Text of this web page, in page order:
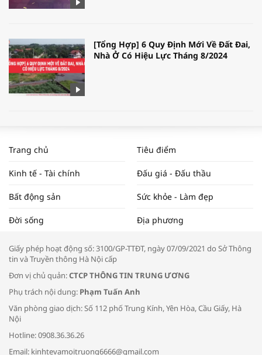
[Tổng Hợp] 6 Quy Định Mới Về Đất Đai,
Nhà Ở Có Hiệu Lực Tháng 8/2024
ĐẬP THỊ TRƯỜNG #62
Tọa đàm “Xúc tiến thương mại: Khơi
Bác sĩ tư vấn cách phòng tránh bệnh
đường hô hấp trong thời tiết giao mùa
Trang chủ Tiêu điểm
Kinh tế - Tài chính Đấu giá - Đấu thầu
Bất động sản Sức khỏe - Làm đẹp
Đời sống Địa phương
Giấy phép hoạt động số: 3100/GP-TTĐT, ngày 07/09/2021 do Sở Thông
tin và Truyền thông Hà Nội cấp
Đơn vị chủ quản:CTCP THÔNG TIN TRUNG ƯƠNG
Phụ trách nội dung: Phạm Tuấn Anh
Văn phòng giao dịch: Số 112 phố Trung Kính, Yên Hòa, Cầu Giấy, Hà
Nội
Hotline: 0908.36.36.26
Email: kinhtevamoitruong6666@gmail.com